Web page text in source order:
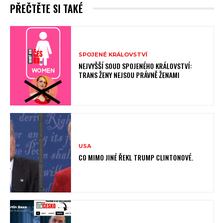
PŘEČTĚTE SI TAKÉ
SPOJENÉ KRÁLOVSTVÍ
NEJVYŠŠÍ SOUD SPOJENÉHO KRÁLOVSTVÍ:
TRANS ŽENY NEJSOU PRÁVNĚ ŽENAMI
USA
CO MIMO JINÉ ŘEKL TRUMP CLINTONOVÉ.